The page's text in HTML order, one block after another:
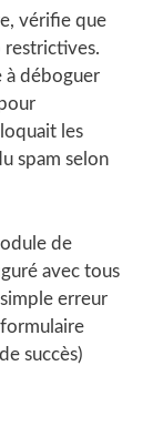
vérifie que
restrictives.
à déboguer
les
spam selon
de
avec tous
erreur
succès)